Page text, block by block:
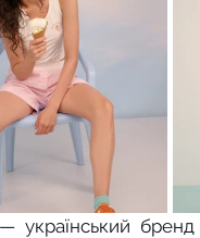
— український